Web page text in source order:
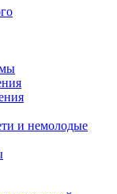
и немолодые